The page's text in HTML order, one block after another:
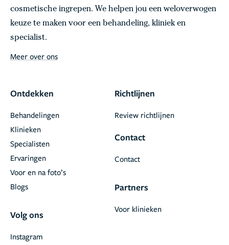
cosmetische ingrepen. We helpen jou een weloverwogen
keuze te maken voor een behandeling, kliniek en
specialist.
Meer over ons
Ontdekken
Behandelingen
Klinieken
Specialisten
Ervaringen
Voor en na foto’s
Blogs
Volg ons
Instagram
Richtlijnen
Review richtlijnen
Contact
Contact
Partners
Voor klinieken